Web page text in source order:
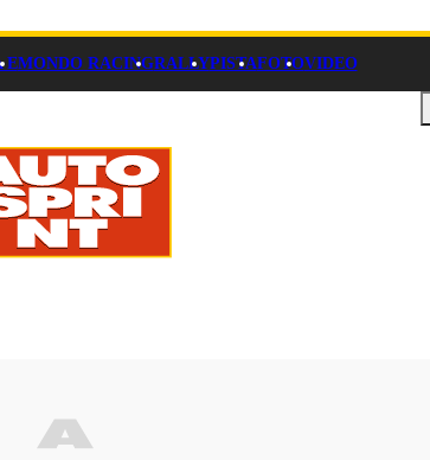
EMONDO RACINGRALLYPISTAFOTOVIDEO